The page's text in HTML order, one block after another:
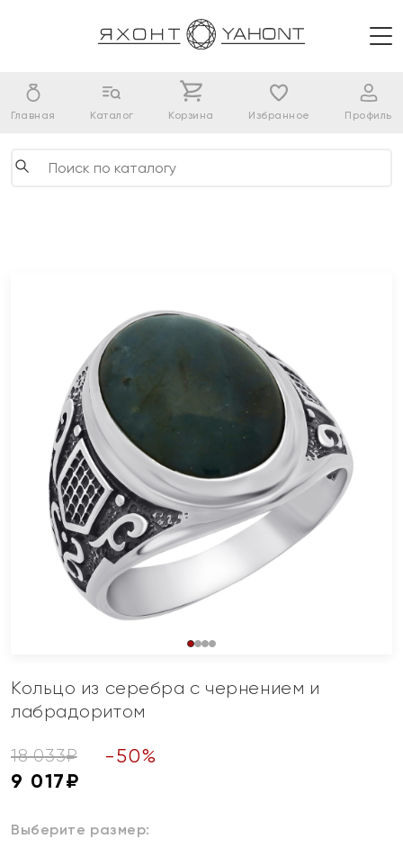
Главная Каталог Корзина Избранное Профиль
Кольцо из серебра с чернением и
лабрадоритом
18 033₽ -50%
9 017₽
Выберите размер: